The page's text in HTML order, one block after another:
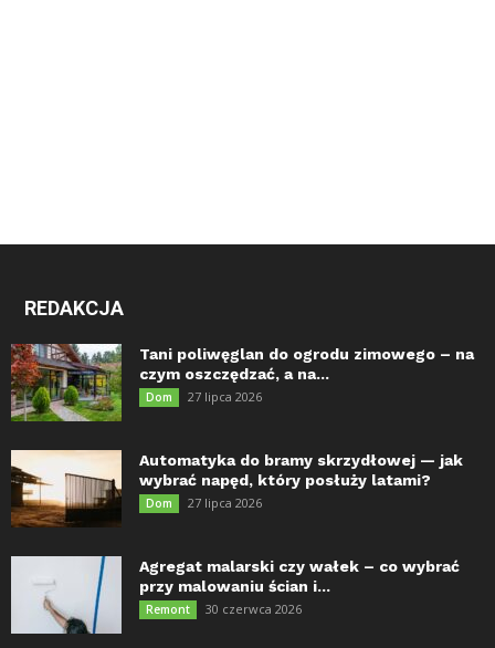
REDAKCJA
Tani poliwęglan do ogrodu zimowego – na
czym oszczędzać, a na...
Dom 27 lipca 2026
Automatyka do bramy skrzydłowej — jak
wybrać napęd, który posłuży latami?
Dom 27 lipca 2026
Agregat malarski czy wałek – co wybrać
przy malowaniu ścian i...
Remont 30 czerwca 2026